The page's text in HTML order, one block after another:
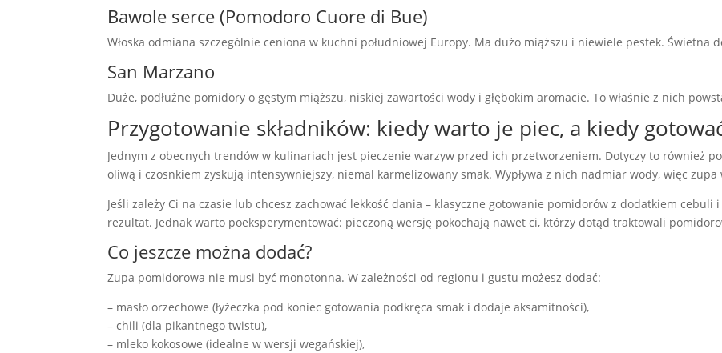
Bawole serce (Pomodoro Cuore di Bue)
Włoska odmiana szczególnie ceniona w kuchni południowej Europy. Ma dużo miąższu i niewiele pestek. Świetna
San Marzano
Duże, podłużne pomidory o gęstym miąższu, niskiej zawartości wody i głębokim aromacie. To właśnie z nich
Przygotowanie składników: kiedy warto je piec, a kiedy
Jednym z obecnych trendów w kulinariach jest pieczenie warzyw przed ich przetworzeniem. Dotyczy to również
oliwą i czosnkiem zyskują intensywniejszy, niemal karmelizowany smak. Wypływa z nich nadmiar wody, więc
Jeśli zależy Ci na czasie lub chcesz zachować lekkość dania – klasyczne gotowanie pomidorów z dodatkiem
rezultat. Jednak warto poeksperymentować: pieczoną wersję pokochają nawet ci, którzy dotąd traktowali
Co jeszcze można dodać?
Zupa pomidorowa nie musi być monotonna. W zależności od regionu i gustu możesz dodać:
– masło orzechowe (łyżeczka pod koniec gotowania podkręca smak i dodaje aksamitności),
– chili (dla pikantnego twistu),
– mleko kokosowe (idealne w wersji wegańskiej),